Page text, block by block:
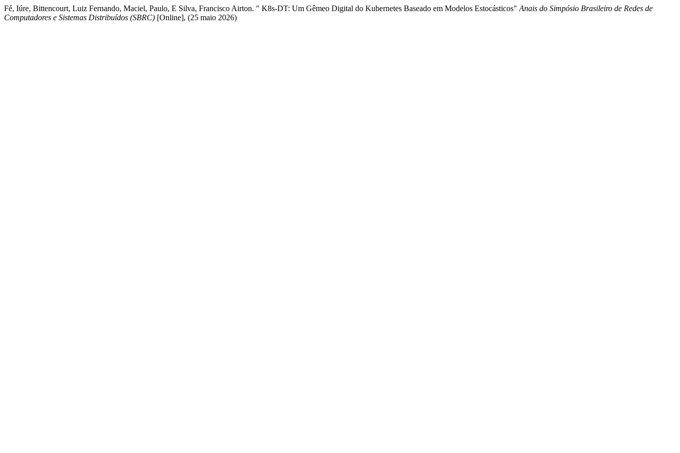
Fé, Iúre, Bittencourt, Luiz Fernando, Maciel, Paulo, E Silva, Francisco Airton. " K8s-DT: Um Gêmeo Digital do Kubernetes Baseado em Modelos Estocásticos" Anais do Simpósio Brasileiro de Redes de
Computadores e Sistemas Distribuídos (SBRC) [Online], (25 maio 2026)